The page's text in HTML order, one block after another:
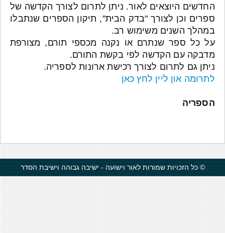
החדשים היוצאים לאור. ניתן לתרום לצורך הקדשה של
ספרים וכן לצורך "בדק הבית", תיקון הספרים שנתבלו
במהלך השנים משימוש רב.
על כל ספר שנתרם או נקנה מכספי תורם, מצורפת
מדבקה עם הקדשה לפי בקשת התורם.
ניתן גם לתרום לצורך רכישת ארונות לספריה.
לתרומה און ליין לחץ כאן
הספריה
© כל הזכויות שמורות לאור וישועה - ישיבה גבוהה וישיבת הסדר